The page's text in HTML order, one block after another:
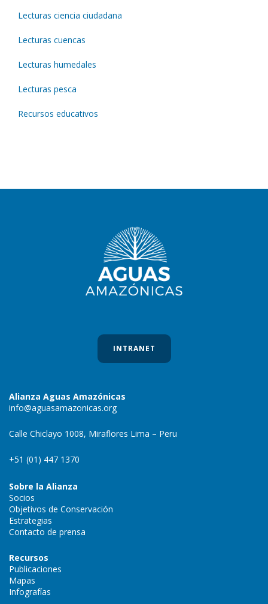
Lecturas ciencia ciudadana
Lecturas cuencas
Lecturas humedales
Lecturas pesca
Recursos educativos
INTRANET
Alianza Aguas Amazónicas
info@aguasamazonicas.org
Calle Chiclayo 1008, Miraflores Lima – Peru
+51 (01) 447 1370
Sobre la Alianza
Socios
Objetivos de Conservación
Estrategias
Contacto de prensa
Recursos
Publicaciones
Mapas
Infografías